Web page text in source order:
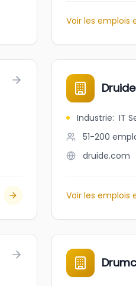
Voir les emplois
Industrie: IT
51-200
druide.com
Voir les emplois